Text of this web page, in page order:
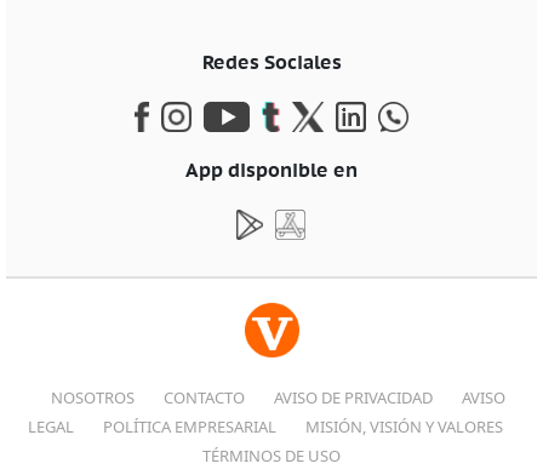
Redes Sociales
App disponible en
NOSOTROS CONTACTO AVISO DE PRIVACIDAD
AVISO
LEGAL
POLÍTICA EMPRESARIAL
MISIÓN, VISIÓN Y VALORES
TÉRMINOS DE USO